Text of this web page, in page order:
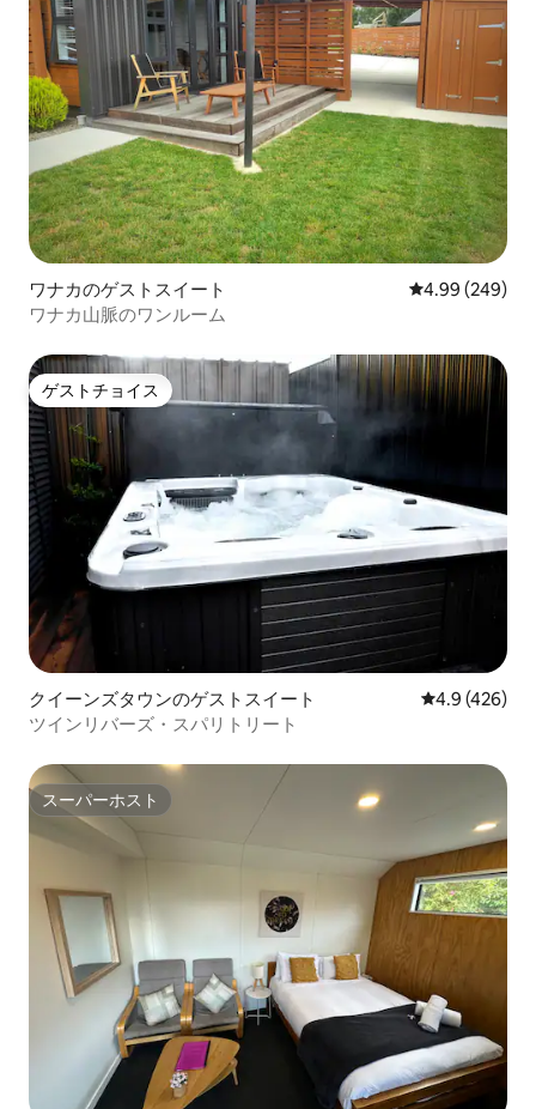
ワナカのゲストスイート レビュー249
4.99 (249)
ワナカ山脈のワンルーム
ゲストチョイス
ゲストチョイス
クイーンズタウンのゲストスイート レビュー426
4.9 (426)
ツインリバーズ・スパリトリート
スーパーホスト
スーパーホスト